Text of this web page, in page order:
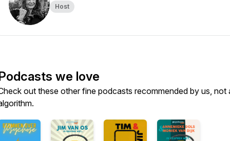
Host
we love
out these other fine podcasts recommended by us, not